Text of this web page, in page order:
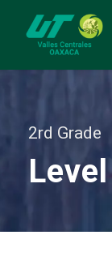
2rd Grade
Level